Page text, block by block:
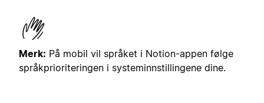
Merk: På mobil vil språket i Notion-appen følge
språkprioriteringen i systeminnstillingene dine.